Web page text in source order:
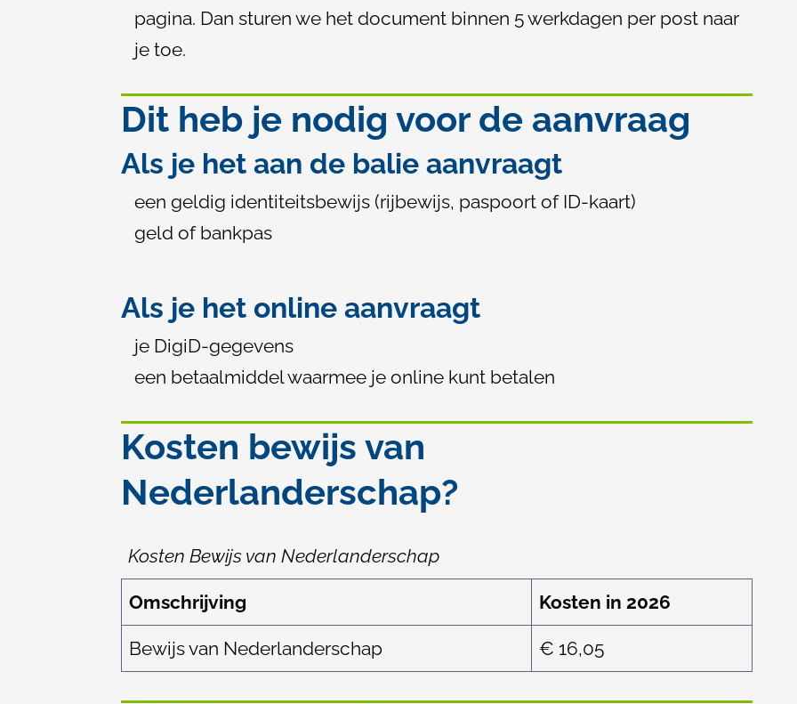
)
pagina. Dan sturen we het document binnen 5 werkdagen per post naar
je toe.
Dit heb je nodig voor de aanvraag
Als je het aan de balie aanvraagt
een geldig identiteitsbewijs (rijbewijs, paspoort of ID-kaart)
geld of bankpas
Als je het online aanvraagt
je DigiD-gegevens
een betaalmiddel waarmee je online kunt betalen
Kosten bewijs van
Nederlanderschap?
Kosten Bewijs van Nederlanderschap
Omschrijving Kosten in 2026
Bewijs van Nederlanderschap € 16,05